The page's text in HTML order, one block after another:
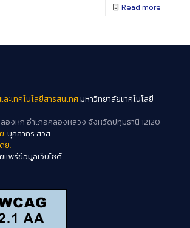
Read more
ะเทคโนโลยีสารสนเทศมหาวิทยาลัยเทคโนโลยี
องหก อำเภอคลองหลวง จังหวัดปทุมธานี 12120
.บุคลากร สวส.
ย.
แพร่ข้อมูลเว็บไซต์